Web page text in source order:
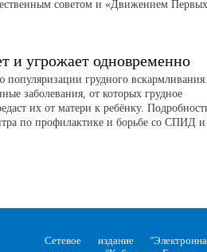
советом и «Движением
и угрожает одновременно
грудного вскармливания.
заболевания, от которых грудное
их от матери к ребёнку.
по профилактике и борьбе со СПИД и
Сетевое издание